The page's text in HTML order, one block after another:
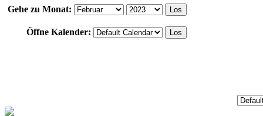
Gehe zu Monat:
Öffne Kalender: